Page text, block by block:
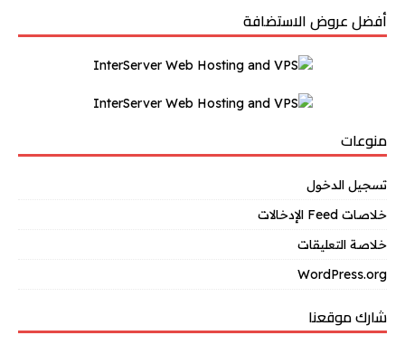
أفضل عروض الاستضافة
منوعات
تسجيل الدخول
خلاصات Feed الإدخالات
خلاصة التعليقات
WordPress.org
شارك موقعنا